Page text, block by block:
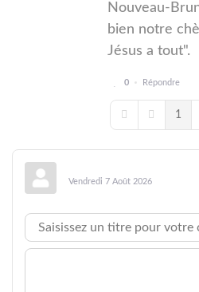
Nouveau-
bien notre
Jésus a tout".
0 Répondre
First PagePrevious
1
Vendredi 7 Août 2026